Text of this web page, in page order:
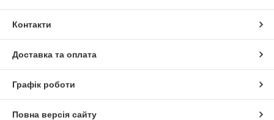
Контакти
Доставка та оплата
Графік роботи
Повна версія сайту